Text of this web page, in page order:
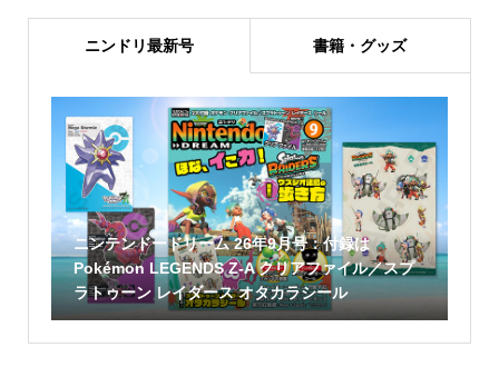
ニンドリ最新号 書籍・グッズ
ニンテンドードリーム 26年9月号：付録は
Pokémon LEGENDS Z-A クリアファイル／スプ
ラトゥーン レイダース オタカラシール